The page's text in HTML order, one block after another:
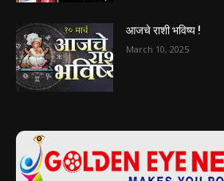
आजचे राशी भविष्य !
March 10, 2025